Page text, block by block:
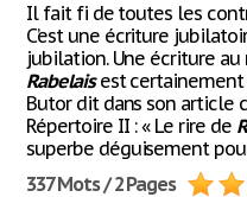
Il fait fi de toutes les
C’est une écriture
jubilation. Une écriture au
Rabelaisest certainement
Butor dit dans son article
Répertoire II : « Le rire de
superbe déguisement
337 Mots / 2 Pages